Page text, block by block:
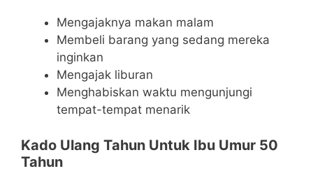
Mengajaknya makan malam
Membeli barang yang sedang mereka
inginkan
Mengajak liburan
Menghabiskan waktu mengunjungi
tempat-tempat menarik
Kado Ulang Tahun Untuk Ibu Umur 50
Tahun